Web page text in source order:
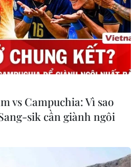
trưởng Hoàng Vĩnh Bảo
#báo chí nước ngoài
vs Campuchia: Vì sao
sik cần giành ngôi